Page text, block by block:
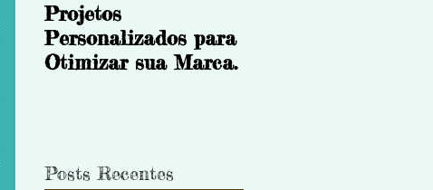
Projetos
Personalizados para
Otimizar sua Marca.
Posts Recentes